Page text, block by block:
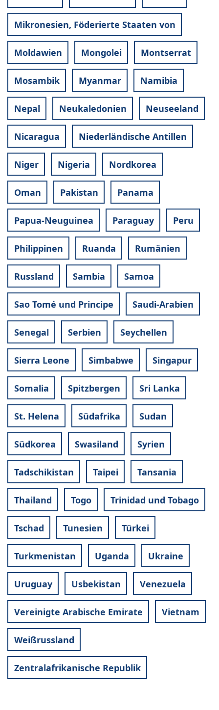
Mikronesien, Föderierte Staaten von
Moldawien Mongolei Montserrat
Mosambik Myanmar Namibia
Nepal Neukaledonien Neuseeland
Nicaragua Niederländische Antillen
Niger Nigeria Nordkorea
Oman Pakistan Panama
Papua-Neuguinea Paraguay Peru
Philippinen Ruanda Rumänien
Russland Sambia Samoa
Sao Tomé und Principe Saudi-Arabien
Senegal Serbien Seychellen
Sierra Leone Simbabwe Singapur
Somalia Spitzbergen Sri Lanka
St. Helena Südafrika Sudan
Südkorea Swasiland Syrien
Tadschikistan Taipei Tansania
Thailand Togo Trinidad und Tobago
Tschad Tunesien Türkei
Turkmenistan Uganda Ukraine
Uruguay Usbekistan Venezuela
Vereinigte Arabische Emirate Vietnam
Weißrussland
Zentralafrikanische Republik